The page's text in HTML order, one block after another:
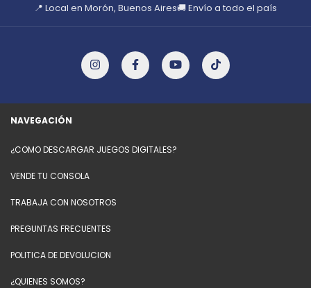
📍 Local en Morón, Buenos Aires🚚 Envío a todo el país
NAVEGACIÓN
¿COMO DESCARGAR JUEGOS DIGITALES?
VENDE TU CONSOLA
TRABAJA CON NOSOTROS
PREGUNTAS FRECUENTES
POLITICA DE DEVOLUCION
¿QUIENES SOMOS?